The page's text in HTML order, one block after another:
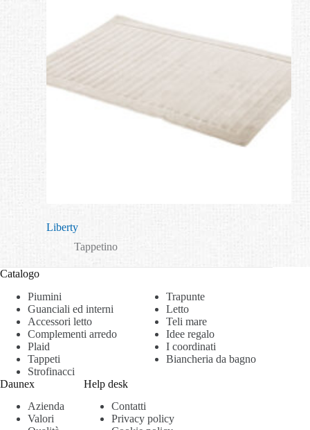
Liberty
Tappetino
Catalogo
Piumini
Trapunte
Guanciali ed interni
Letto
Accessori letto
Teli mare
Complementi arredo
Idee regalo
Plaid
I coordinati
Tappeti
Biancheria da bagno
Strofinacci
Daunex
Azienda
Valori
Help desk
Contatti
Privacy policy